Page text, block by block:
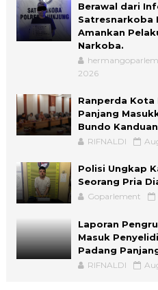
Berawal dari
Satresnarkoba
Amankan
Narkoba.
2026
Ranperda Kota
Panjang
Bundo
RIFNALDI
Polisi Ungkap
Seorang Pria
Goparlement
Laporan
Masuk
Padang
RIFNALDI